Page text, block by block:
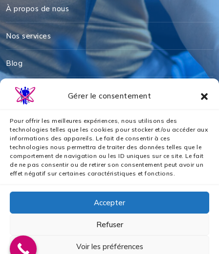
Gérer le consentement
Pour offrir les meilleures expériences, nous utilisons des
technologies telles que les cookies pour stocker et/ou accéder aux
informations des appareils. Le fait de consentir à ces
technologies nous permettra de traiter des données telles que le
comportement de navigation ou les ID uniques sur ce site. Le fait
de ne pas consentir ou de retirer son consentement peut avoir un
effet négatif sur certaines caractéristiques et fonctions.
Accepter
Refuser
Voir les préférences
À propos de nous
Nos services
Blog
Mentions légales
Politique de cookies
Politique de confidentialité
Nos partenaires
2024 © Tous droits réservés par AZS ASSURANCES
Création Site WordPress